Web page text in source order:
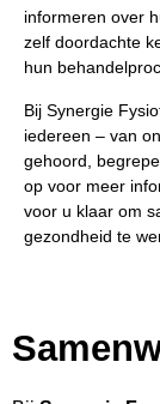
informeren over
zelf doordachte
hun
Bij Synergie
iedereen – van
gehoord,
op voor meer
voor u klaar om
gezondheid te